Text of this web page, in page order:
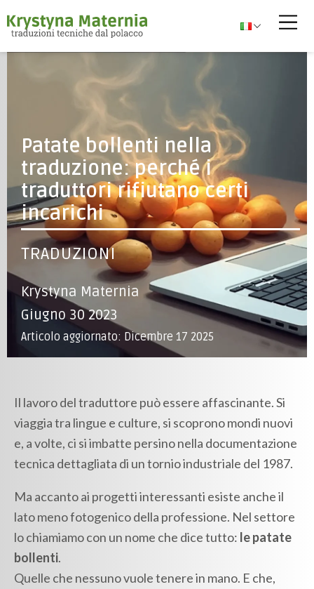
Patate bollenti nella
traduzione: perché i
traduttori rifiutano certi
incarichi
TRADUZIONI
Krystyna Maternia
Giugno 30 2023
Articolo aggiornato: Dicembre 17 2025
Il lavoro del traduttore può essere affascinante. Si
viaggia tra lingue e culture, si scoprono mondi nuovi
e, a volte, ci si imbatte persino nella documentazione
tecnica dettagliata di un tornio industriale del 1987.
Ma accanto ai progetti interessanti esiste anche il
lato meno fotogenico della professione. Nel settore
lo chiamiamo con un nome che dice tutto: le patate
bollenti.
Quelle che nessuno vuole tenere in mano. E che,